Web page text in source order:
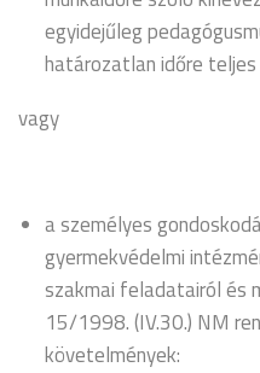
egyidejűleg
határozatlan időre teljes
vagy
a személyes
gyermekvédelmi
szakmai feladatairól és
15/1998. (IV.30.) NM
követelmények: